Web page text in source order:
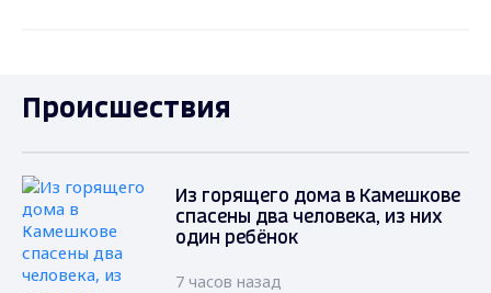
Происшествия
Из горящего дома в Камешкове
спасены два человека, из них
один ребёнок
7 часов назад